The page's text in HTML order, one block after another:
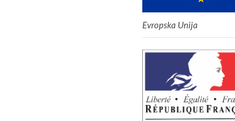
Evropska Unija